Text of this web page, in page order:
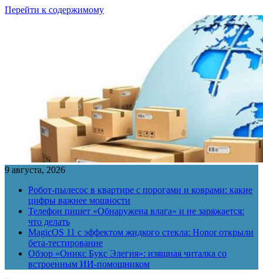
Перейти к содержимому
9 августа, 2026
Робот-пылесос в квартире с порогами и коврами: какие
цифры важнее мощности
Телефон пишет «Обнаружена влага» и не заряжается:
что делать
MagicOS 11 с эффектом жидкого стекла: Honor открыли
бета-тестирование
Обзор «Оникс Букс Элегия»: изящная читалка со
встроенным ИИ-помощником